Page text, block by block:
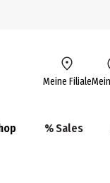
Meine Filiale
% Sales